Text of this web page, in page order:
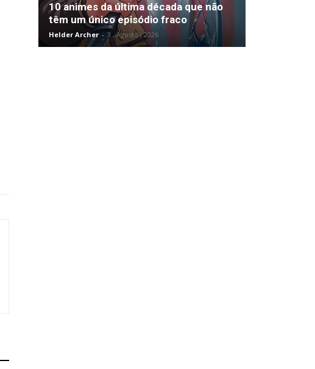
10 animes da última década que não
têm um único episódio fraco
Helder Archer - 3 , Agosto , 2026